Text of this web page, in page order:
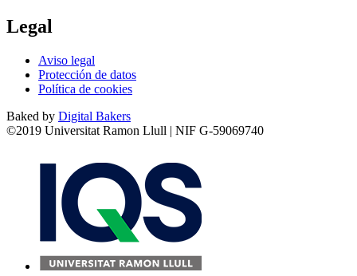
Legal
Aviso legal
Protección de datos
Política de cookies
Baked by Digital Bakers
©2019 Universitat Ramon Llull | NIF G-59069740